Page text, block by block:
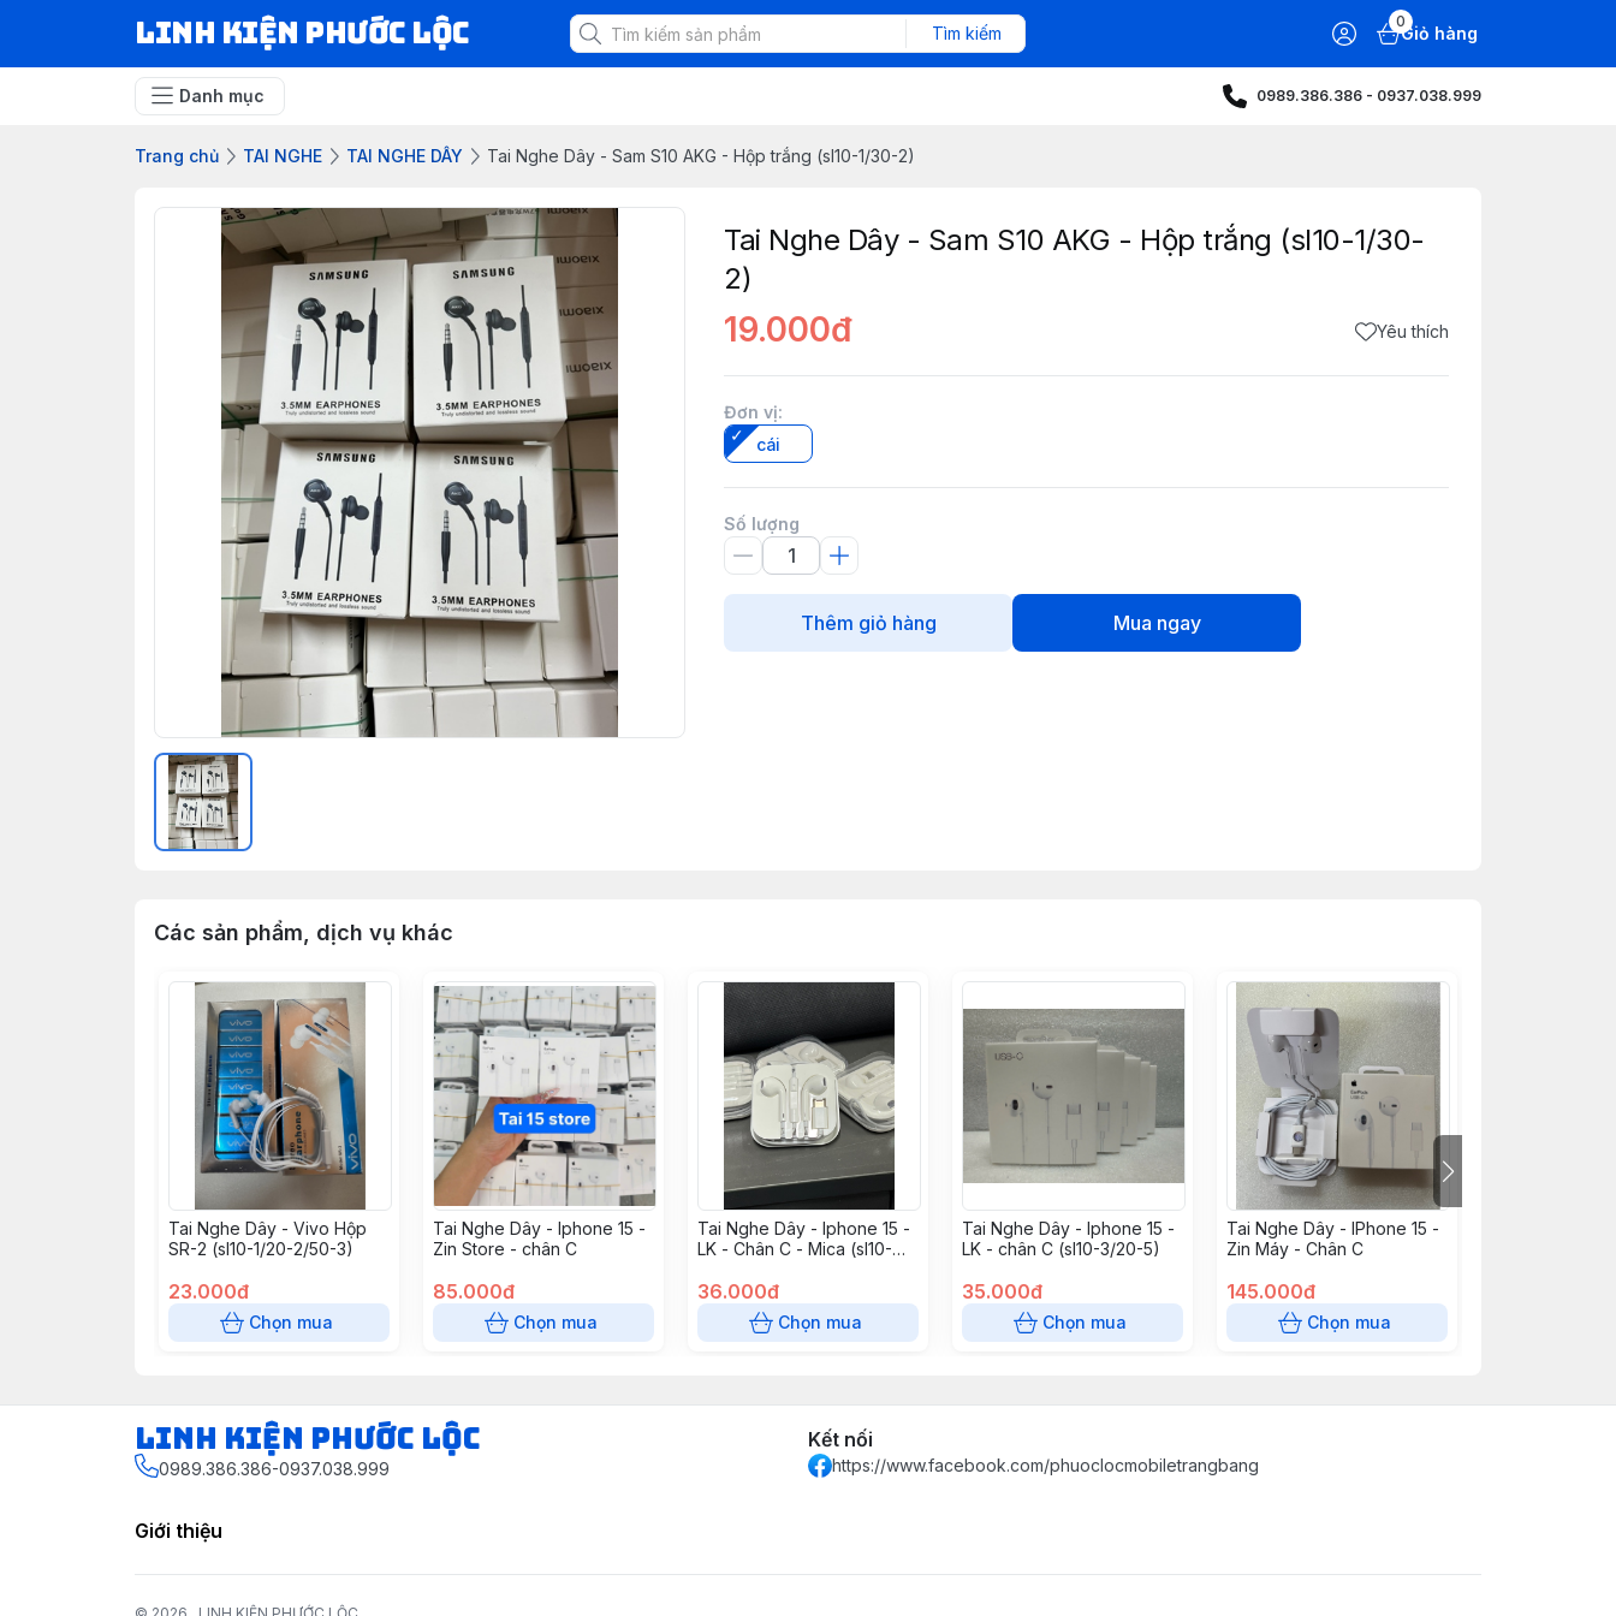
LINH KIỆN PHƯỚC LỘC Tìm kiếm
0
Giỏ hàng
Danh mục 0989.386.386 - 0937.038.999
Trang chủ TAI NGHE TAI NGHE DÂY Tai Nghe Dây - Sam S10 AKG - Hộp trắng (sl10-1/30-2)
Tai Nghe Dây - Sam S10 AKG - Hộp trắng (sl10-1/30-
2)
19.000đ Yêu thích
Đơn vị:
cái
Số lượng
Thêm giỏ hàng Mua ngay
Các sản phẩm, dịch vụ khác
Tai Nghe Dây - Vivo Hộp
SR-2 (sl10-1/20-2/50-3)
23.000đ
Chọn mua
Tai Nghe Dây - Iphone 15 -
Zin Store - chân C
85.000đ
Chọn mua
Tai Nghe Dây - Iphone 15 -
LK - Chân C - Mica (sl10-
36.000đ
Chọn mua
Tai Nghe Dây - Iphone 15 -
LK - chân C (sl10-3/20-5)
35.000đ
Chọn mua
Tai Nghe Dây - IPhone 15 -
Zin Máy - Chân C
145.000đ
Chọn mua
LINH KIỆN PHƯỚC LỘC
0989.386.386-0937.038.999
Kết nối
https://www.facebook.com/phuoclocmobiletrangbang
Giới thiệu